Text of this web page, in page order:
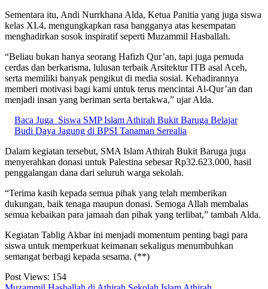
Sementara itu, Andi Nurrkhana Alda, Ketua Panitia yang juga siswa
kelas XI.4, mengungkapkan rasa bangganya atas kesempatan
menghadirkan sosok inspiratif seperti Muzammil Hasballah.
“Beliau bukan hanya seorang Hafizh Qur’an, tapi juga pemuda
cerdas dan berkarisma, lulusan terbaik Arsitektur ITB asal Aceh,
serta memiliki banyak pengikut di media sosial. Kehadirannya
memberi motivasi bagi kami untuk terus mencintai Al-Qur’an dan
menjadi insan yang beriman serta bertakwa,” ujar Alda.
Baca Juga Siswa SMP Islam Athirah Bukit Baruga Belajar
Budi Daya Jagung di BPSI Tanaman Serealia
Dalam kegiatan tersebut, SMA Islam Athirah Bukit Baruga juga
menyerahkan donasi untuk Palestina sebesar Rp32.623.000, hasil
penggalangan dana dari seluruh warga sekolah.
“Terima kasih kepada semua pihak yang telah memberikan
dukungan, baik tenaga maupun donasi. Semoga Allah membalas
semua kebaikan para jamaah dan pihak yang terlibat,” tambah Alda.
Kegiatan Tablig Akbar ini menjadi momentum penting bagi para
siswa untuk memperkuat keimanan sekaligus menumbuhkan
semangat berbagi kepada sesama. (**)
Post Views: 154